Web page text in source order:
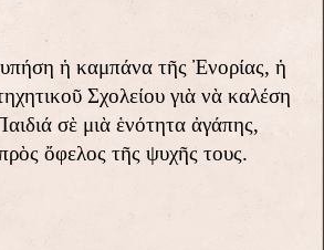
ἡ καμπάνα τῆς Ἐνορίας, ἡ
Σχολείου γιὰ νὰ καλέση
σὲ μιὰ ἑνότητα ἀγάπης,
ὄφελος τῆς ψυχῆς τους.